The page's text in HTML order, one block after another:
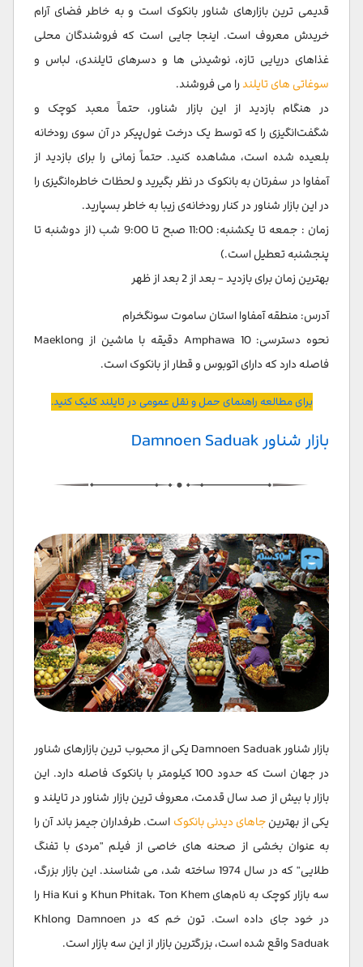
قدیمی ترین بازارهای شناور بانکوک است و به خاطر فضای آرام
خریدش معروف است. اینجا جایی است که فروشندگان محلی
غذاهای دریایی تازه، نوشیدنی ها و دسرهای تایلندی، لباس و
سوغاتی های تایلندرا می فروشند.
در هنگام بازدید از این بازار شناور، حتماً معبد کوچک و
شگفت‌انگیزی را که توسط یک درخت غول‌پیکر در آن سوی رودخانه
بلعیده شده است، مشاهده کنید. حتماً زمانی را برای بازدید از
آمفاوا در سفرتان به بانکوک در نظر بگیرید و لحظات خاطره‌انگیزی را
در این بازار شناور در کنار رودخانه‌ی زیبا به خاطر بسپارید.
زمان : جمعه تا یکشنبه: 11:00 صبح تا 9:00 شب (از دوشنبه تا
پنجشنبه تعطیل است.)
بهترین زمان برای بازدید - بعد از 2 بعد از ظهر
آدرس: منطقه آمفاوا استان ساموت سونگخرام
نحوه دسترسی: Amphawa 10 دقیقه با ماشین از Maeklong
فاصله دارد که دارای اتوبوس و قطار از بانکوک است.
برای مطالعه راهنمای حمل و نقل عمومی در تایلند کلیک کنید.
بازار شناور Damnoen Saduak
بازار شناور Damnoen Saduak یکی از محبوب ترین بازارهای شناور
در جهان است که حدود 100 کیلومتر با بانکوک فاصله دارد. این
بازار با بیش از صد سال قدمت، معروف ترین بازار شناور در تایلند و
یکی از بهترینجاهای دیدنی بانکوک است. طرفداران جیمز باند آن را
به عنوان بخشی از صحنه های خاصی از فیلم "مردی با تفنگ
طلایی" که در سال 1974 ساخته شد، می شناسند. این بازار بزرگ،
سه بازار کوچک به نام‌های Khun Phitak، Ton Khem و Hia Kui را
در خود جای داده است. تون خم که در Khlong Damnoen
Saduak واقع شده است، بزرگترین بازار از این سه بازار است.